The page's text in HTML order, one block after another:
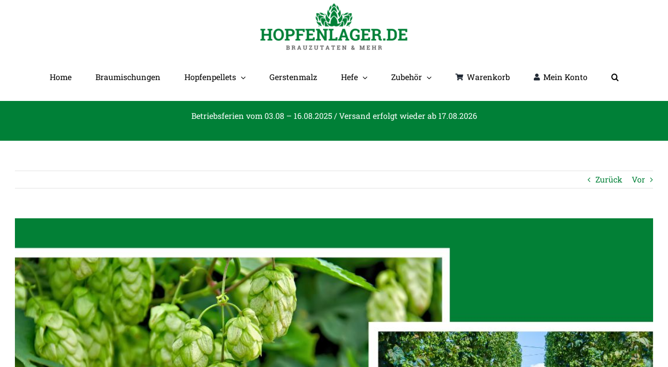
Home Braumischungen Hopfenpellets Gerstenmalz Hefe Zubehör Warenkorb Mein Konto
Betriebsferien vom 03.08 – 16.08.2025 / Versand erfolgt wieder ab 17.08.2026
Zurück Vor